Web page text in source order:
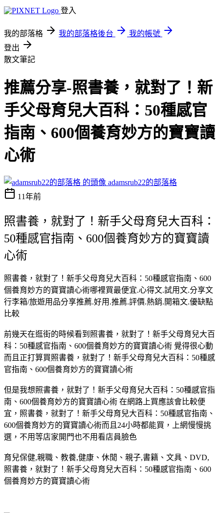
登入
我的部落格 我的部落格後台
我的帳號
登出
散文筆記
推薦分享-照書養，就對了！新
手父母育兒大百科：50種感官
指南、600個養育妙方的寶寶讀
心術
adamsrub22的部落格
11年前
照書養，就對了！新手父母育兒大百科：
50種感官指南、600個養育妙方的寶寶讀
心術
照書養，就對了！新手父母育兒大百科：50種感官指南、600
個養育妙方的寶寶讀心術哪裡買最便宜.心得文.試用文.分享文
行李箱/旅遊用品分享推薦.好用.推薦.評價.熱銷.開箱文.優缺點
比較
前幾天在逛街的時候看到照書養，就對了！新手父母育兒大百
科：50種感官指南、600個養育妙方的寶寶讀心術 覺得很心動
而且正打算買照書養，就對了！新手父母育兒大百科：50種感
官指南、600個養育妙方的寶寶讀心術
但是我想照書養，就對了！新手父母育兒大百科：50種感官指
南、600個養育妙方的寶寶讀心術 在網路上買應該會比較便
宜，照書養，就對了！新手父母育兒大百科：50種感官指南、
600個養育妙方的寶寶讀心術而且24小時都能買，上網慢慢挑
選，不用等店家開門也不用看店員臉色
育兒保健,親職、教養,健康、休閒、親子,書籍、文具、DVD,
照書養，就對了！新手父母育兒大百科：50種感官指南、600
個養育妙方的寶寶讀心術